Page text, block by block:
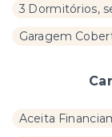
3 Dormitórios,
Garagem
Aceita